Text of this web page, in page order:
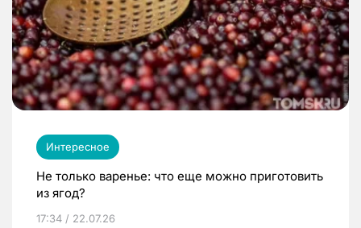
Интересное
Не только варенье: что еще можно приготовить
из ягод?
17:34 / 22.07.26